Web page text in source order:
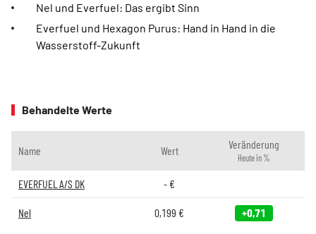
Nel und Everfuel: Das ergibt Sinn
Everfuel und Hexagon Purus: Hand in Hand in die
Wasserstoff-Zukunft
Behandelte Werte
Name Wert Veränderung
Heute in %
EVERFUEL A/S DK - €
Nel 0,199 € +0,71